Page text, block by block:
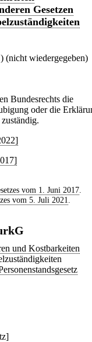
Gesetzen
(nicht wiedergegeben)
Bundesrechts die
oder die
vom 1. Juni 2017.
vom 5. Juli 2021
und Kostbarkeiten
]